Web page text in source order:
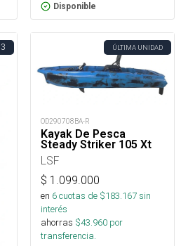
Disponible
3 ÚLTIMA UNIDAD
OD290708BA-R
Kayak De Pesca
Steady Striker 105 Xt
LSF
$ 1.099.000
en 6cuotas de $183.167sin
interés
ahorras $43.960 por
transferencia.